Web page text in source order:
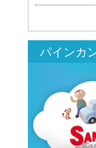
パインカ